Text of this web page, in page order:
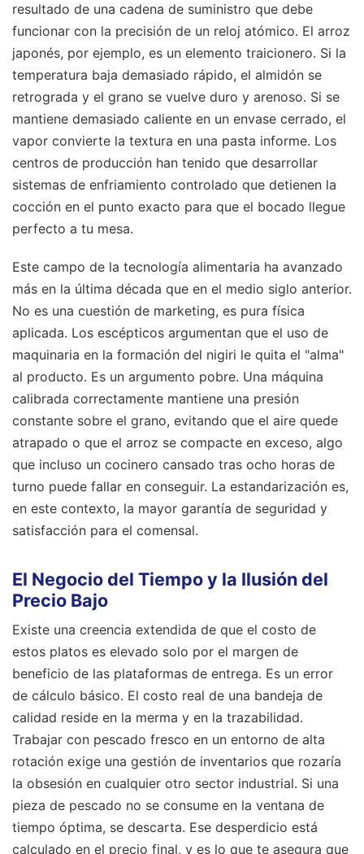
resultado de una cadena de suministro que debe
funcionar con la precisión de un reloj atómico. El arroz
japonés, por ejemplo, es un elemento traicionero. Si la
temperatura baja demasiado rápido, el almidón se
retrograda y el grano se vuelve duro y arenoso. Si se
mantiene demasiado caliente en un envase cerrado, el
vapor convierte la textura en una pasta informe. Los
centros de producción han tenido que desarrollar
sistemas de enfriamiento controlado que detienen la
cocción en el punto exacto para que el bocado llegue
perfecto a tu mesa.
Este campo de la tecnología alimentaria ha avanzado
más en la última década que en el medio siglo anterior.
No es una cuestión de marketing, es pura física
aplicada. Los escépticos argumentan que el uso de
maquinaria en la formación del nigiri le quita el "alma"
al producto. Es un argumento pobre. Una máquina
calibrada correctamente mantiene una presión
constante sobre el grano, evitando que el aire quede
atrapado o que el arroz se compacte en exceso, algo
que incluso un cocinero cansado tras ocho horas de
turno puede fallar en conseguir. La estandarización es,
en este contexto, la mayor garantía de seguridad y
satisfacción para el comensal.
El Negocio del Tiempo y la Ilusión del
Precio Bajo
Existe una creencia extendida de que el costo de
estos platos es elevado solo por el margen de
beneficio de las plataformas de entrega. Es un error
de cálculo básico. El costo real de una bandeja de
calidad reside en la merma y en la trazabilidad.
Trabajar con pescado fresco en un entorno de alta
rotación exige una gestión de inventarios que rozaría
la obsesión en cualquier otro sector industrial. Si una
pieza de pescado no se consume en la ventana de
tiempo óptima, se descarta. Ese desperdicio está
calculado en el precio final, y es lo que te asegura que